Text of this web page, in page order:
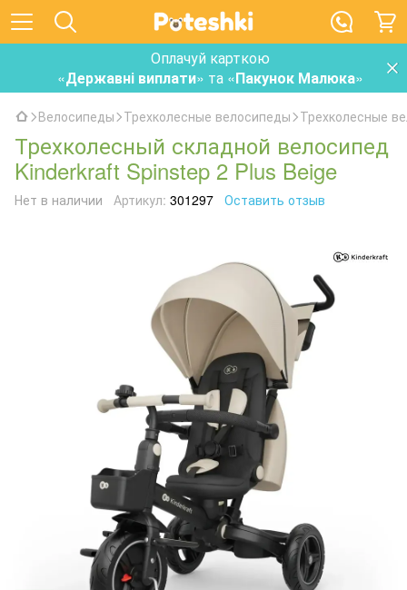
Оплачуй карткою
«Державні виплати» та «Пакунок Малюка»
Велосипеды Трехколесные велосипеды Трехколесные
Трехколесный складной велосипед
Kinderkraft Spinstep 2 Plus Beige
Нет в наличии Артикул: 301297 Оставить отзыв